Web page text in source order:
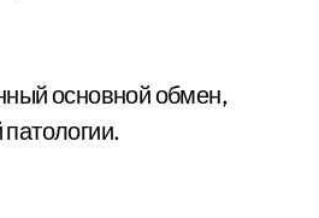
основной обмен,